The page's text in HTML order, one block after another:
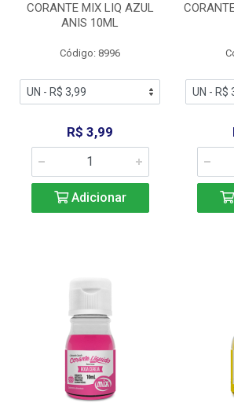
CORANTE MIX LIQ AZUL
ANIS 10ML
Código: 8996
R$ 3,99
Adicionar